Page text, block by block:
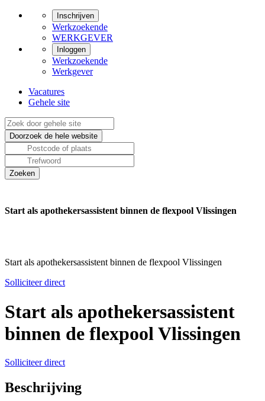
Inschrijven
Werkzoekende
WERKGEVER
Inloggen
Werkzoekende
Werkgever
Vacatures
Gehele site
Start als apothekersassistent binnen de flexpool Vlissingen
Start als apothekersassistent binnen de flexpool Vlissingen
Solliciteer direct
Start als apothekersassistent
binnen de flexpool Vlissingen
Solliciteer direct
Beschrijving